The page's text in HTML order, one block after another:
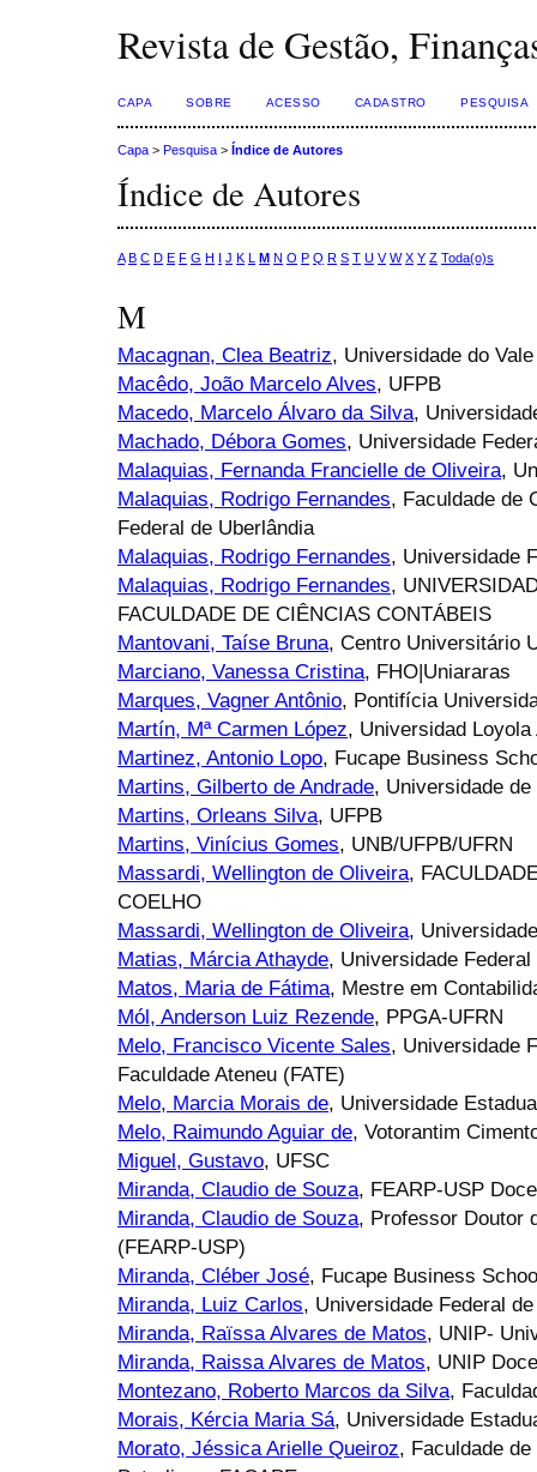
Revista de Gestão,
CAPA SOBRE ACESSO CADASTRO PESQUISA
Capa > Pesquisa > Índice de Autores
Índice de Autores
A B C D E F G H I J K L M N O P Q R S T U V W X Y Z Toda(o)s
M
Macagnan, Clea Beatriz, Universidade do
Macêdo, João Marcelo Alves, UFPB
Macedo, Marcelo Álvaro da Silva,
Machado, Débora Gomes, Universidade
Malaquias, Fernanda Francielle de Oliveira,
Malaquias, Rodrigo Fernandes, Faculdade de
Federal de Uberlândia
Malaquias, Rodrigo Fernandes, Universidade
Malaquias, Rodrigo Fernandes,
FACULDADE DE CIÊNCIAS CONTÁBEIS
Mantovani, Taíse Bruna, Centro Universitário
Marciano, Vanessa Cristina, FHO|Uniararas
Marques, Vagner Antônio, Pontifícia
Martín, Mª Carmen López, Universidad Loyola
Martinez, Antonio Lopo, Fucape Business
Martins, Gilberto de Andrade, Universidade
Martins, Orleans Silva, UFPB
Martins, Vinícius Gomes, UNB/UFPB/UFRN
Massardi, Wellington de Oliveira,
COELHO
Massardi, Wellington de Oliveira,
Matias, Márcia Athayde, Universidade
Matos, Maria de Fátima, Mestre em
Mól, Anderson Luiz Rezende, PPGA-UFRN
Melo, Francisco Vicente Sales, Universidade
Faculdade Ateneu (FATE)
Melo, Marcia Morais de, Universidade
Melo, Raimundo Aguiar de, Votorantim
Miguel, Gustavo, UFSC
Miranda, Claudio de Souza, FEARP-USP
Miranda, Claudio de Souza, Professor Doutor
(FEARP-USP)
Miranda, Cléber José, Fucape Business
Miranda, Luiz Carlos, Universidade Federal
Miranda, Raïssa Alvares de Matos, UNIP-
Miranda, Raissa Alvares de Matos, UNIP
Montezano, Roberto Marcos da Silva,
Morais, Kércia Maria Sá, Universidade
Morato, Jéssica Arielle Queiroz, Faculdade